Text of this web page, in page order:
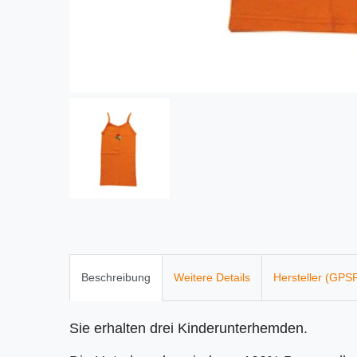
Beschreibung Weitere Details Hersteller
Sie erhalten drei Kinderunterhemden.